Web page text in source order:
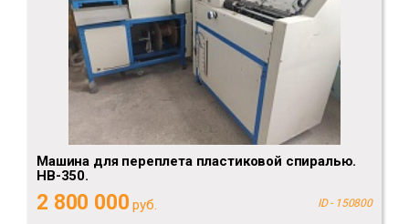
Машина для переплета пластиковой спиралью.
HB-350.
2 800 000 руб. ID - 150800